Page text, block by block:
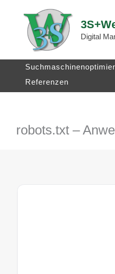
springen
Digital
Referenzen
robots.txt –